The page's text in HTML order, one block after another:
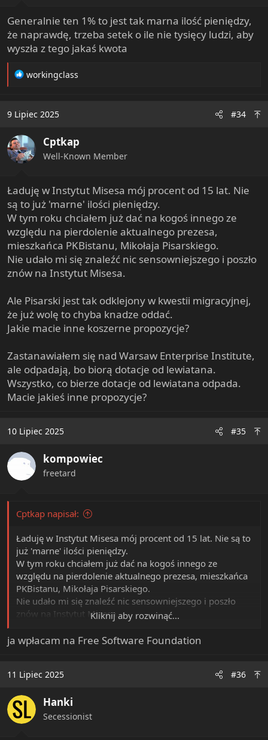
Generalnie ten 1% to jest tak marna ilość pieniędzy,
że naprawdę, trzeba setek o ile nie tysięcy ludzi, aby
wyszła z tego jakaś kwota
R
t
o
n
s
workingclass
9 Lipiec 2025 #34
Cptkap
Well-Known Member
Ładuję w Instytut Misesa mój procent od 15 lat. Nie
są to już 'marne' ilości pieniędzy.
W tym roku chciałem już dać na kogoś innego ze
względu na pierdolenie aktualnego prezesa,
mieszkańca PKBistanu, Mikołaja Pisarskiego.
Nie udało mi się znaleźć nic sensowniejszego i poszło
znów na Instytut Misesa.
Ale Pisarski jest tak odklejony w kwestii migracyjnej,
że już wolę to chyba knadze oddać.
Jakie macie inne koszerne propozycje?
Zastanawiałem się nad Warsaw Enterprise Institute,
ale odpadają, bo biorą dotacje od lewiatana.
Wszystko, co bierze dotacje od lewiatana odpada.
Macie jakieś inne propozycje?
10 Lipiec 2025 #35
kompowiec
freetard
Cptkap napisał:
Ładuję w Instytut Misesa mój procent od 15 lat. Nie są to
już 'marne' ilości pieniędzy.
W tym roku chciałem już dać na kogoś innego ze
względu na pierdolenie aktualnego prezesa, mieszkańca
PKBistanu, Mikołaja Pisarskiego.
Nie udało mi się znaleźć nic sensowniejszego i poszło
znów na Instytut Misesa.
Ale Pisarski jest tak odklejony w kwestii migracyjnej, że
odpadają, bo biorą dotacje od lewiatana.
Wszystko, co bierze dotacje od lewiatana odpada.
Macie jakieś inne propozycje?
Kliknij aby rozwinąć...
ja wpłacam na Free Software Foundation
11 Lipiec 2025 #36
Hanki
Secessionist